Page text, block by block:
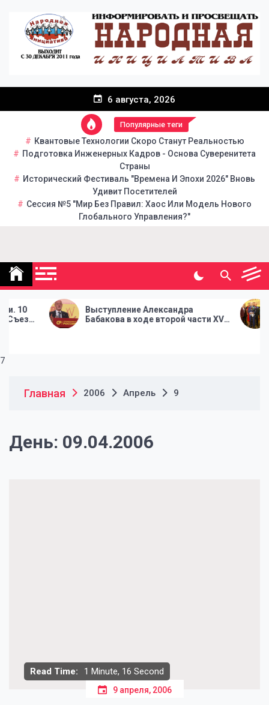
содержанию
6 августа, 2026
Популярные теги
Квантовые Технологии Скоро Станут Реальностью
Подготовка Инженерных Кадров - Основа Суверенитета
Страны
Исторический Фестиваль "Времена И Эпохи 2026" Вновь
Удивит Посетителей
Сессия №5 "Мир Без Правил: Хаос Или Модель Нового
Глобального Управления?"
Портал общественно-
политической газеты
"Народная инициатива"
Выступление Александра
Бабакова в ходе второй части XV
Съезда Партии СПРАВЕДЛИВАЯ
В
часть
7
Главная 2006 Апрель 9
День: 09.04.2006
Read Time: 1 Minute, 16 Second
9 апреля, 2006